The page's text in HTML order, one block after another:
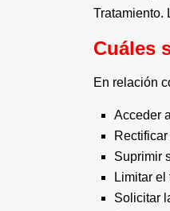
Tratamiento.
Cuáles
En relación
Acceder
Suprimir
Limitar
Solicitar